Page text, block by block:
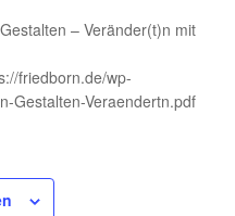
– Veränder(t)n mit
friedborn.de/wp-
Gestalten-Veraendertn.pdf